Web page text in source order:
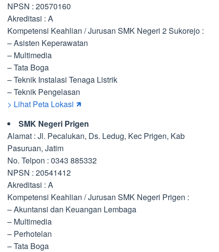
NPSN : 20570160
Akreditasi : A
Kompetensi Keahlian / Jurusan SMK Negeri 2 Sukorejo :
– Asisten Keperawatan
– Multimedia
– Tata Boga
– Teknik Instalasi Tenaga Listrik
– Teknik Pengelasan
> Lihat Peta Lokasi 🡽
SMK Negeri Prigen
Alamat : Jl. Pecalukan, Ds. Ledug, Kec Prigen, Kab
Pasuruan, Jatim
No. Telpon : 0343 885332
NPSN : 20541412
Akreditasi : A
Kompetensi Keahlian / Jurusan SMK Negeri Prigen :
– Akuntansi dan Keuangan Lembaga
– Multimedia
– Perhotelan
– Tata Boga